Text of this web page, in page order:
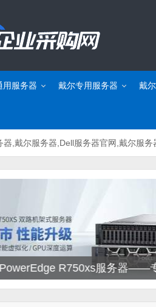
用服务器 戴尔专用服务器 戴
器,戴尔服务器,Dell服务器官网,戴尔服
R750xs服务器——